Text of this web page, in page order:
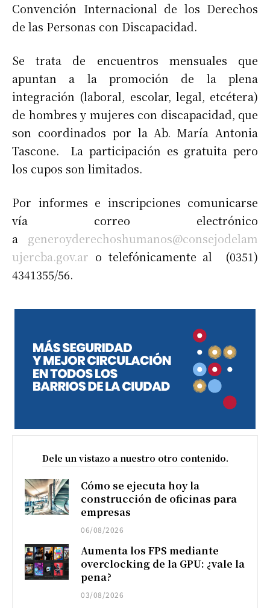
Convención Internacional de los Derechos
de las Personas con Discapacidad.
Se trata de encuentros mensuales que
apuntan a la promoción de la plena
integración (laboral, escolar, legal, etcétera)
de hombres y mujeres con discapacidad, que
son coordinados por la Ab. María Antonia
Tascone. La participación es gratuita pero
los cupos son limitados.
Por informes e inscripciones comunicarse
vía correo electrónico
a generoyderechoshumanos@consejodelam
ujercba.gov.ar o telefónicamente al (0351)
4341355/56.
Dele un vistazo a nuestro otro contenido.
Cómo se ejecuta hoy la
construcción de oficinas para
empresas
06/08/2026
Aumenta los FPS mediante
overclocking de la GPU: ¿vale la
pena?
03/08/2026